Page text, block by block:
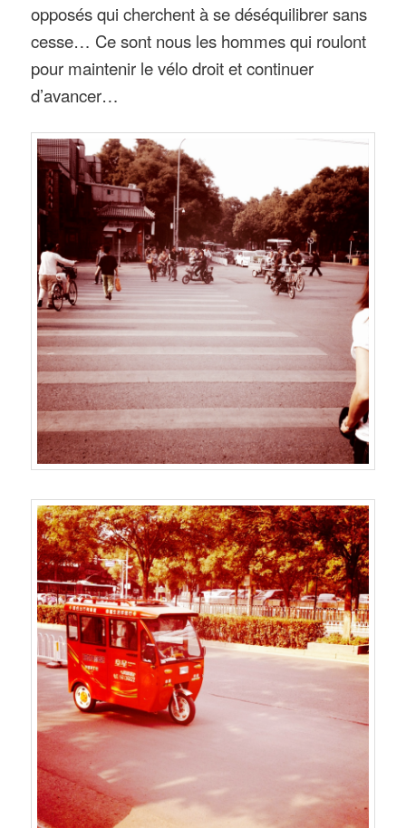
opposés qui cherchent à se déséquilibrer sans
cesse… Ce sont nous les hommes qui roulont
pour maintenir le vélo droit et continuer
d’avancer…